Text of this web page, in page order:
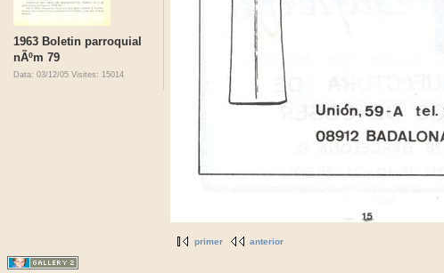
1963 Boletin parroquial
nÃºm 79
Data: 03/12/05 Visites: 15014
primer anterior